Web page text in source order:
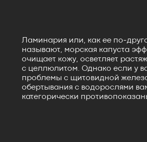
Ламинария или, как ее по-
называют, морская капуста
очищает кожу, осветляет
с целлюлитом. Однако если у
проблемы с щитовидной
обертывания с водорослями
категорически